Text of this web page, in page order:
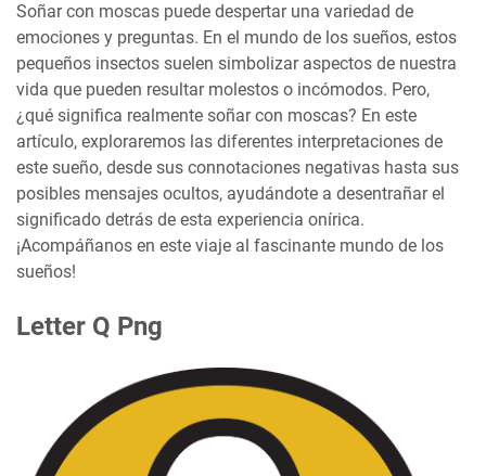
Soñar con moscas puede despertar una variedad de
emociones y preguntas. En el mundo de los sueños, estos
pequeños insectos suelen simbolizar aspectos de nuestra
vida que pueden resultar molestos o incómodos. Pero,
¿qué significa realmente soñar con moscas? En este
artículo, exploraremos las diferentes interpretaciones de
este sueño, desde sus connotaciones negativas hasta sus
posibles mensajes ocultos, ayudándote a desentrañar el
significado detrás de esta experiencia onírica.
¡Acompáñanos en este viaje al fascinante mundo de los
sueños!
Letter Q Png